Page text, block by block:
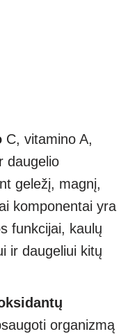
C, vitamino A,
daugelio
geležį, magnį,
komponentai yra
funkcijai, kaulų
ir daugeliui kitų
organizmą